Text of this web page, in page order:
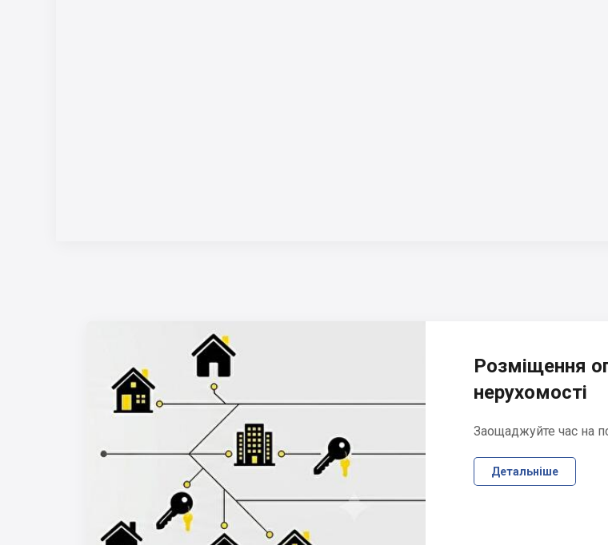
Розміщення
нерухомості
Заощаджуйте час на
Детальніше